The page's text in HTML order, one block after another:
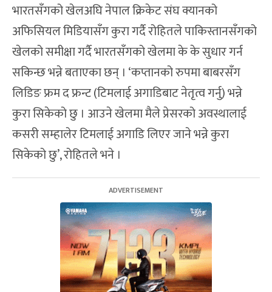
भारतसँगको खेलअघि नेपाल क्रिकेट संघ क्यानको
अफिसियल मिडियासँग कुरा गर्दै रोहितले पाकिस्तानसँगको
खेलको समीक्षा गर्दै भारतसँगको खेलमा के के सुधार गर्न
सकिन्छ भन्ने बताएका छन् । ‘कप्तानको रुपमा बाबरसँग
लिडिङ फ्रम द फ्रन्ट (टिमलाई अगाडिबाट नेतृत्व गर्नु) भन्ने
कुरा सिकेको छु । आउने खेलमा मैले प्रेसरको अवस्थालाई
कसरी सम्हालेर टिमलाई अगाडि लिएर जाने भन्ने कुरा
सिकेको छु’, रोहितले भने ।